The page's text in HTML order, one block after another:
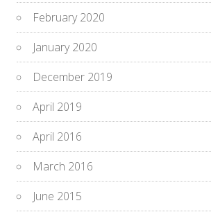
February 2020
January 2020
December 2019
April 2019
April 2016
March 2016
June 2015